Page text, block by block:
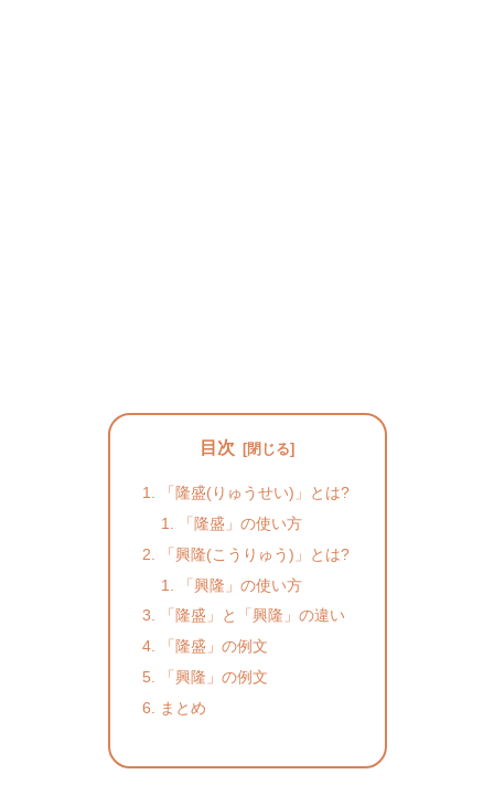
目次
「隆盛(りゅうせい)」とは?
「隆盛」の使い方
「興隆(こうりゅう)」とは?
「興隆」の使い方
「隆盛」と「興隆」の違い
「隆盛」の例文
「興隆」の例文
まとめ